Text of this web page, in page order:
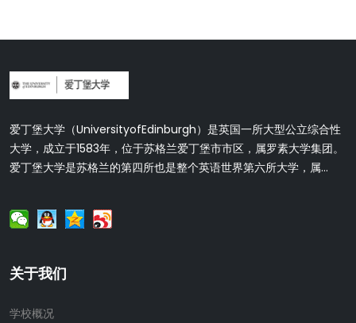
爱丁堡大学（UniversityofEdinburgh）是英国一所大型公立综合性
大学，成立于1583年，位于苏格兰爱丁堡市市区，属罗素大学集团。
爱丁堡大学是苏格兰的第四所也是整个英语世界第六所大学，属...
关于我们
学校概况